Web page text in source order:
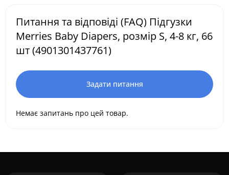
Питання та відповіді (FAQ) Підгузки
Merries Baby Diapers, розмір S, 4-8 кг, 66
шт (4901301437761)
Задати питання
Немає запитань про цей товар.